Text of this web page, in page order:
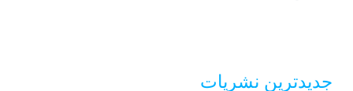
جدیدترین نشریات